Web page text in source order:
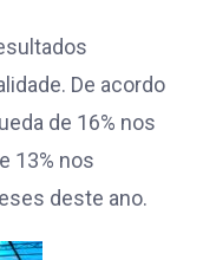
De acordo
de 16% nos
13% nos
deste ano.